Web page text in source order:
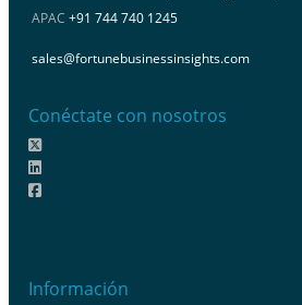
APAC +91 744 740 1245
sales@fortunebusinessinsights.com
Conéctate con nosotros
Información